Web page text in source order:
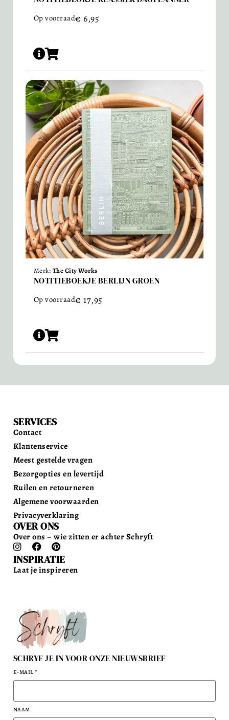
Op voorraad€ 6,95
Merk: The City Works
NOTITIEBOEKJE BERLIJN GROEN
Op voorraad€ 17,95
SCHRYF JE IN VOOR ONZE NIEUWSBRIEF
E-MAIL*
NAAM
SERVICES
Contact
Klantenservice
Meest gestelde vragen
Bezorgopties en levertijd
Ruilen en retourneren
Algemene voorwaarden
Privacyverklaring
OVER ONS
Over ons – wie zitten er achter Schryft
INSPIRATIE
Laat je inspireren